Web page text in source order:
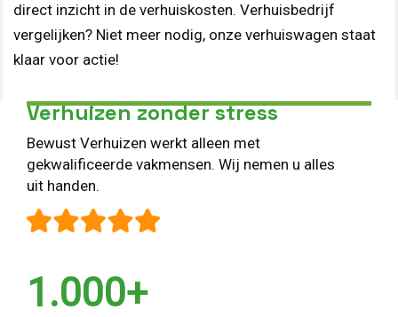
direct inzicht in de verhuiskosten. Verhuisbedrijf
vergelijken? Niet meer nodig, onze verhuiswagen staat
klaar voor actie!
Verhuizen zonder stress
Bewust Verhuizen werkt alleen met
gekwalificeerde vakmensen. Wij nemen u alles
uit handen.
1.000+